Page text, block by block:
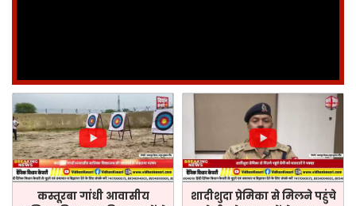
कस्तूरबा गांधी आवासीय
शादीशुदा प्रेमिका से मिलने पहुंचे